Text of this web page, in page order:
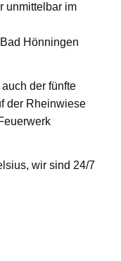
unmittelbar im
Hönningen
der fünfte
der Rheinwiese
wir sind 24/7